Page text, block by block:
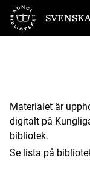
Till startsidan
Materialet är
digitalt på
bibliotek.
Se lista på